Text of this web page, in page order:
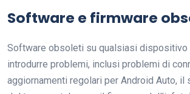
Software e firmware
Software obsoleti su qualsiasi dispositivo
introdurre problemi, inclusi problemi di
aggiornamenti regolari per Android Auto, il